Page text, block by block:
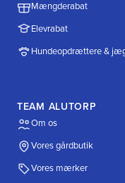
Mængderabat
Elevrabat
Hundeopdrættere &
TEAM ALUTORP
Om os
Vores gårdbutik
Vores mærker